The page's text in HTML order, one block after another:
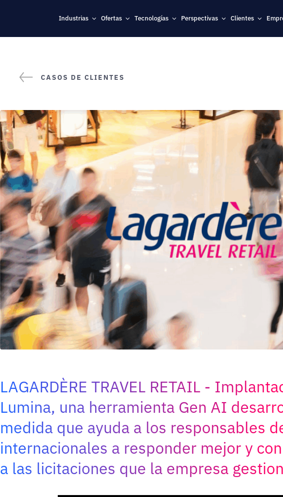
Industrias Ofertas Tecnologías Perspectivas Clientes
CASOS DE CLIENTES
LAGARDÈRE TRAVEL RETAIL
Lumina, una herramienta Gen AI
medida que ayuda a los responsables
internacionales a responder mejor y
a las licitaciones que la empresa